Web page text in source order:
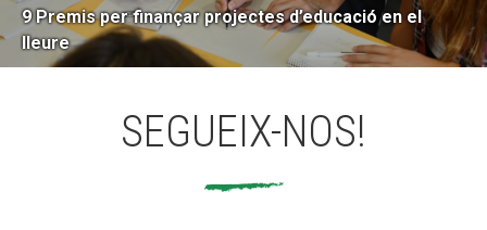
9 Premis per finançar projectes d’educació en el
lleure
SEGUEIX-NOS!